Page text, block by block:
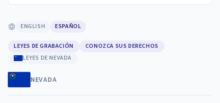
ENGLISH ESPAÑOL
LEYES DE GRABACIÓN
CONOZCA SUS DERECHOS
LEYES DE NEVADA
NEVADA